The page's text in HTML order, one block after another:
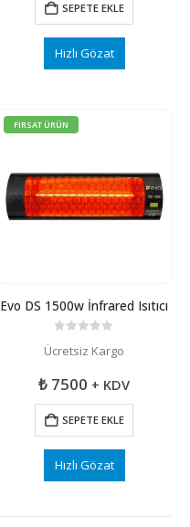
SEPETE EKLE
Hızlı Gözat
FIRSAT ÜRÜN
Evo DS 1500w İnfrared Isıtıcı
Ücretsiz Kargo
₺ 7500 + KDV
SEPETE EKLE
Hızlı Gözat